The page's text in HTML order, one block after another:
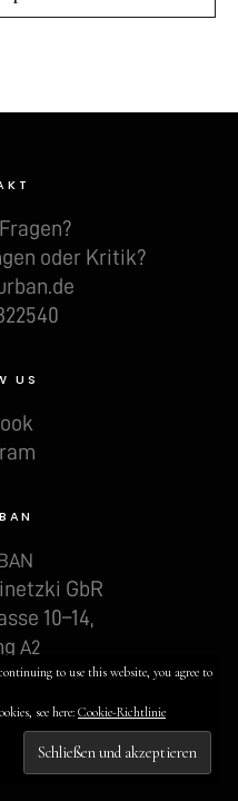
oder Kri­tik?
US
GbR
10–14,
A2
& Datenschutz
to use this website, you agree to
see here: Cookie-Richtlinie